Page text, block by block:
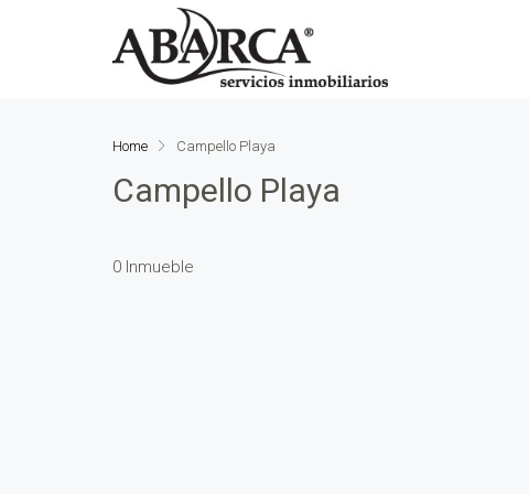
Home Campello Playa
Campello Playa
0 Inmueble